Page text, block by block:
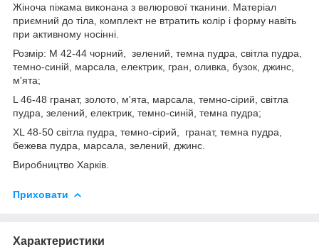
Жіноча піжама виконана з велюрової тканини. Матеріал
приємний до тіла, комплект не втратить колір і форму навіть
при активному носінні.
Розмір: М 42-44 чорний, зелений, темна пудра, світла пудра,
темно-синій, марсала, електрик, гран, оливка, бузок, джинс,
м'ята;
L 46-48 гранат, золото, м'ята, марсала, темно-сірий, світла
пудра, зелений, електрик, темно-синій, темна пудра;
XL 48-50 світла пудра, темно-сірий, гранат, темна пудра,
бежева пудра, марсала, зелений, джинс.
Виробництво Харків.
Приховати
Характеристики